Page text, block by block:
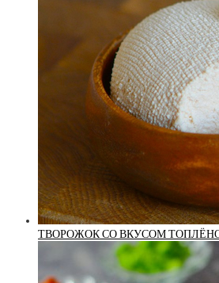
ТВОРОЖОК СО ВКУСОМ